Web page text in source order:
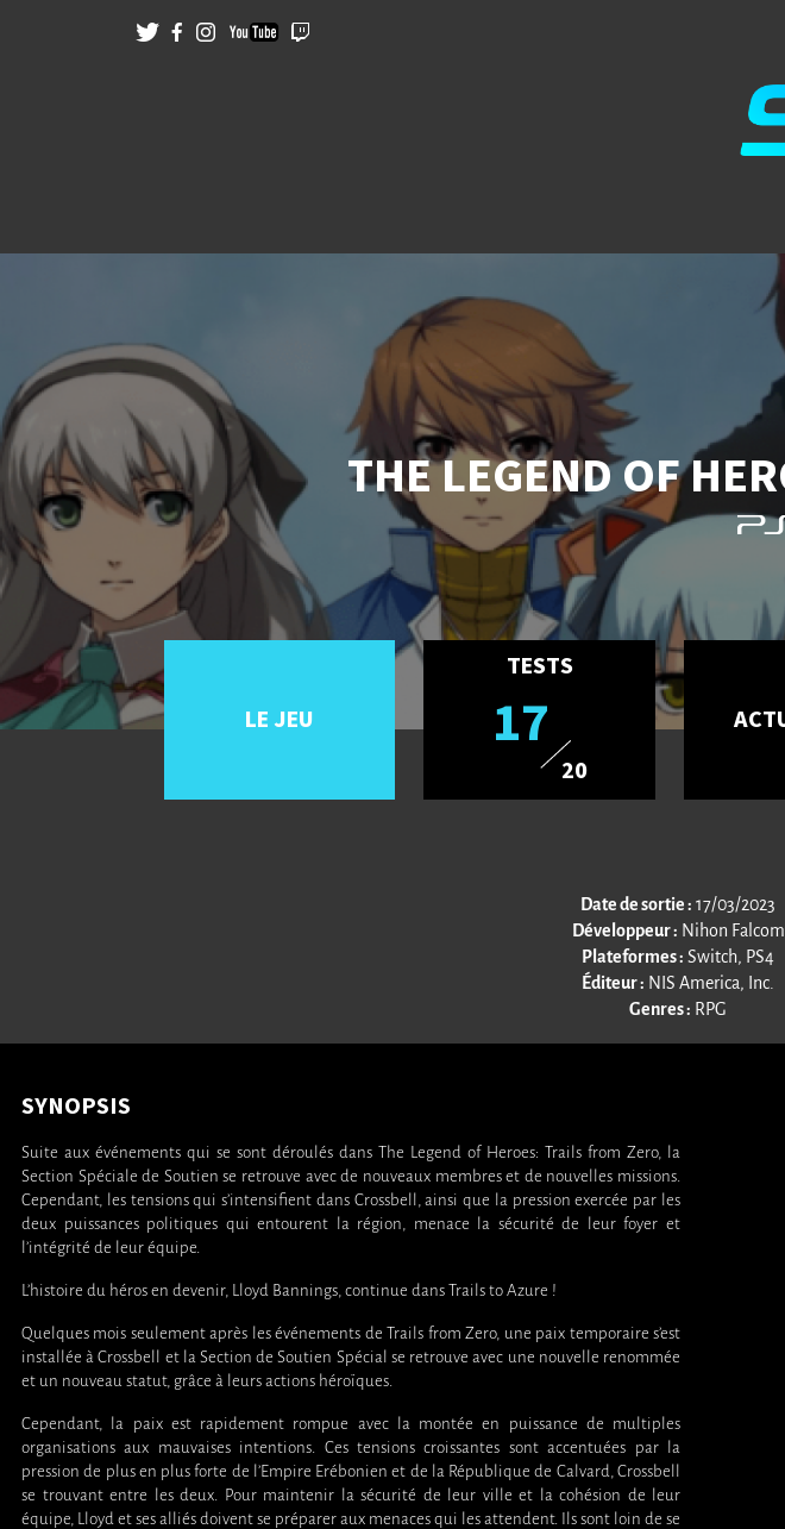
THE LEGEND OF
LE JEU
TESTS
17
20
Date de sortie : 17/03/2023
Développeur : Nihon Falcom
Plateformes : Switch, PS4
Éditeur : NIS America, Inc.
Genres : RPG
SYNOPSIS
Suite aux événements qui se sont déroulés dans The Legend of Heroes: Trails from Zero, la
Section Spéciale de Soutien se retrouve avec de nouveaux membres et de nouvelles missions.
Cependant, les tensions qui s’intensifient dans Crossbell, ainsi que la pression exercée par les
deux puissances politiques qui entourent la région, menace la sécurité de leur foyer et
l’intégrité de leur équipe.
L’histoire du héros en devenir, Lloyd Bannings, continue dans Trails to Azure !
Quelques mois seulement après les événements de Trails from Zero, une paix temporaire s’est
installée à Crossbell et la Section de Soutien Spécial se retrouve avec une nouvelle renommée
et un nouveau statut, grâce à leurs actions héroïques.
Cependant, la paix est rapidement rompue avec la montée en puissance de multiples
organisations aux mauvaises intentions. Ces tensions croissantes sont accentuées par la
pression de plus en plus forte de l’Empire Erébonien et de la République de Calvard, Crossbell
se trouvant entre les deux. Pour maintenir la sécurité de leur ville et la cohésion de leur
équipe, Lloyd et ses alliés doivent se préparer aux menaces qui les attendent. Ils sont loin de se